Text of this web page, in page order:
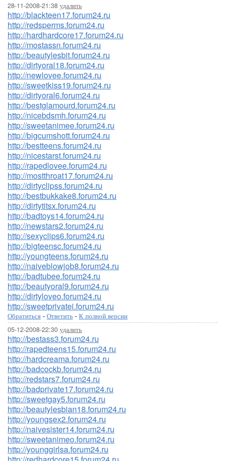
28-11-2008-21:38 удалить
http://blackteen17.forum24.ru
http://redsperms.forum24.ru
http://hardhardcore17.forum24.ru
http://mostassn.forum24.ru
http://beautylesbit.forum24.ru
http://dirtyoral18.forum24.ru
http://newlovee.forum24.ru
http://sweetkiss19.forum24.ru
http://dirtyoral6.forum24.ru
http://bestglamourd.forum24.ru
http://nicebdsmh.forum24.ru
http://sweetanimee.forum24.ru
http://bigcumshott.forum24.ru
http://bestteens.forum24.ru
http://nicestarst.forum24.ru
http://rapedlovee.forum24.ru
http://mostthroat17.forum24.ru
http://dirtyclipss.forum24.ru
http://bestbukkake8.forum24.ru
http://dirtytitsx.forum24.ru
http://badtoys14.forum24.ru
http://newstars2.forum24.ru
http://sexyclips6.forum24.ru
http://bigteensc.forum24.ru
http://youngteens.forum24.ru
http://naiveblowjob8.forum24.ru
http://badtubee.forum24.ru
http://beautyoral9.forum24.ru
http://dirtyloveo.forum24.ru
http://sweetprivatei.forum24.ru
Обратиться - Ответить - К полной версии
05-12-2008-22:30 удалить
http://bestass3.forum24.ru
http://rapedteens15.forum24.ru
http://hardcreama.forum24.ru
http://badcockb.forum24.ru
http://redstars7.forum24.ru
http://badprivate17.forum24.ru
http://sweetgay5.forum24.ru
http://beautylesbian18.forum24.ru
http://youngsex2.forum24.ru
http://naivesister14.forum24.ru
http://sweetanimeo.forum24.ru
http://younggirlsa.forum24.ru